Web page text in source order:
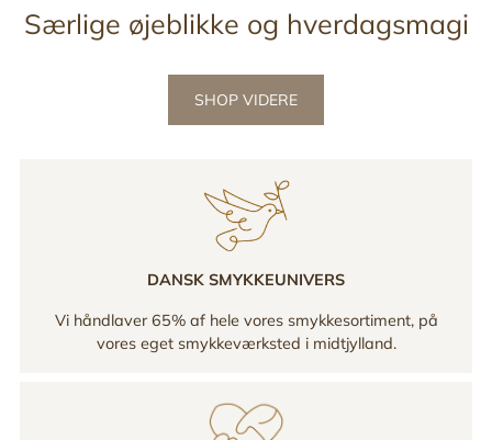
Særlige øjeblikke og hverdagsmagi
SHOP VIDERE
DANSK SMYKKEUNIVERS
Vi håndlaver 65% af hele vores smykkesortiment, på
vores eget smykkeværksted i midtjylland.